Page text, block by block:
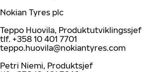
Nokian Tyres plc
Teppo Huovila, Produktutviklingssjef
tlf. +358 10 401 7701
teppo.huovila@nokiantyres.com
Petri Niemi, Produktsjef